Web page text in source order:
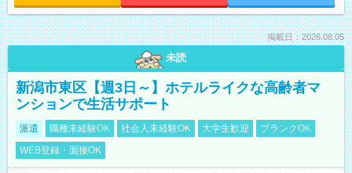
掲載日：2026.08.05
未読
新潟市東区【週3日～】ホテルライクな高齢者マ
ンションで生活サポート
派遣 職種未経験OK 社会人未経験OK 大学生歓迎
ブランクOK
WEB登録・面接OK